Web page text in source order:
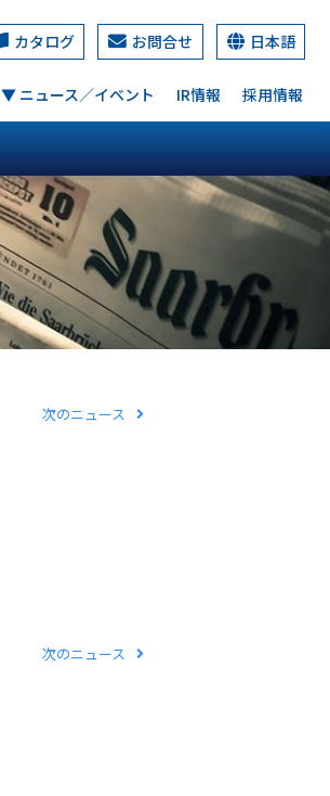
採用情報
IR情報
▼ ニュース／イベント
カタログ お問合せ 日本語
次のニュース
次のニュース